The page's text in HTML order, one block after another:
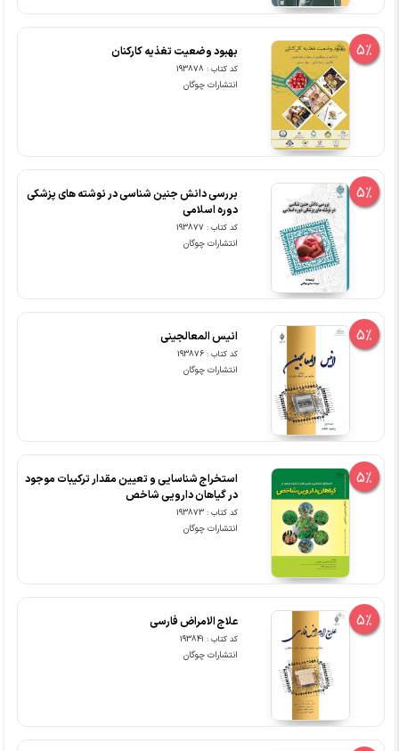
5% بهبود وضعیت تغذیه کارکنان
کد کتاب : 193878
انتشارات چوگان
5%
بررسی دانش جنین شناسی در نوشته های پزشکی
دوره اسلامی
کد کتاب : 193877
انتشارات چوگان
5% انیس المعالجینی
کد کتاب : 193876
انتشارات چوگان
5%
استخراج شناسایی و تعیین مقدار ترکیبات موجود
در گیاهان دارویی شاخص
کد کتاب : 193873
انتشارات چوگان
5% علاج الامراض فارسی
کد کتاب : 193841
انتشارات چوگان